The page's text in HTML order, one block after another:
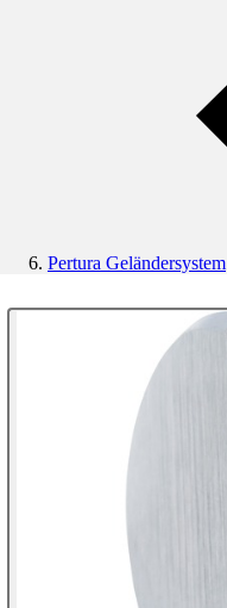
Pertura Geländersystem